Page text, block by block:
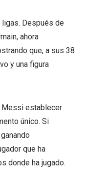
Después de
ahora
que, a sus 38
y una figura
Messi establecer
único. Si
que ha
donde ha jugado.